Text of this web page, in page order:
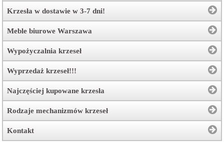
Krzesła w dostawie w 3-7 dni!
Meble biurowe Warszawa
Wypożyczalnia krzeseł
Wyprzedaż krzeseł!!!
Najczęściej kupowane krzesła
Rodzaje mechanizmów krzeseł
Kontakt